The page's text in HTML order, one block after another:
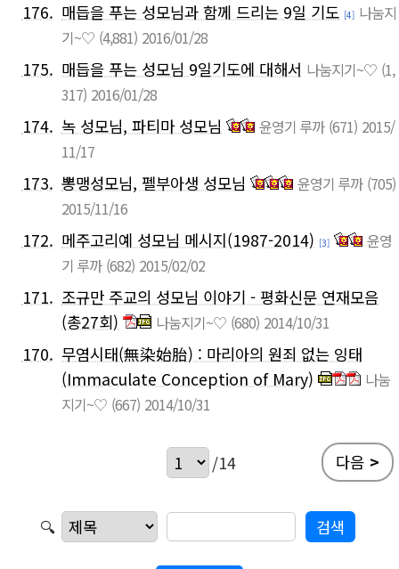
176. 매듭을 푸는 성모님과 함께 드리는 9일 기도 [4] 나눔지
기~♡ (4,881) 2016/01/28
175. 매듭을 푸는 성모님 9일기도에 대해서 나눔지기~♡ (1,
317) 2016/01/28
174. 녹 성모님, 파티마 성모님 윤영기 루까 (671) 2015/
11/17
173. 뽕맹성모님, 펠부아생 성모님 윤영기 루까 (705)
2015/11/16
172. 메주고리예 성모님 메시지(1987-2014) [3]
윤영
기 루까 (682) 2015/02/02
171. 조규만 주교의 성모님 이야기 - 평화신문 연재모음
(총27회)
나눔지기~♡ (680) 2014/10/31
170. 무염시태(無染始胎) : 마리아의 원죄 없는 잉태
(Immaculate Conception of Mary)
나눔
지기~♡ (667) 2014/10/31
/14 다음 >
🔍